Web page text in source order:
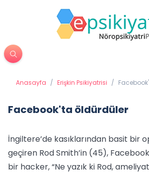
Anasayfa / Erişkin Psikiyatrisi /
Facebook'ta öldürdüler
İngiltere’de kasıklarından basit bir
geçiren Rod Smith’in (45),
bir hacker, “Ne yazık ki Rod,